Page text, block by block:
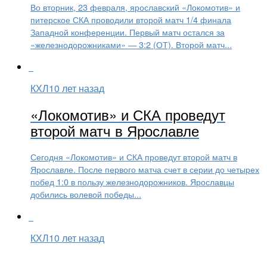
Во вторник, 23 февраля, ярославский «Локомотив» и
питерское СКА проводили второй матч 1/4 финала
Западной конференции. Первый матч остался за
«железнодорожниками» — 3:2 (ОТ). Второй матч...
КХЛ10 лет назад
«Локомотив» и СКА проведут
второй матч в Ярославле
Сегодня «Локомотив» и СКА проведут второй матч в
Ярославле. После первого матча счет в серии до четырех
побед 1:0 в пользу железнодорожников. Ярославцы
добились волевой победы...
КХЛ10 лет назад